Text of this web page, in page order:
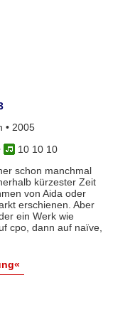
• 2005
10 10 10
schon manchmal
kürzester Zeit
von Aida oder
erschienen. Aber
ein Werk wie
cpo, dann auf naïve,